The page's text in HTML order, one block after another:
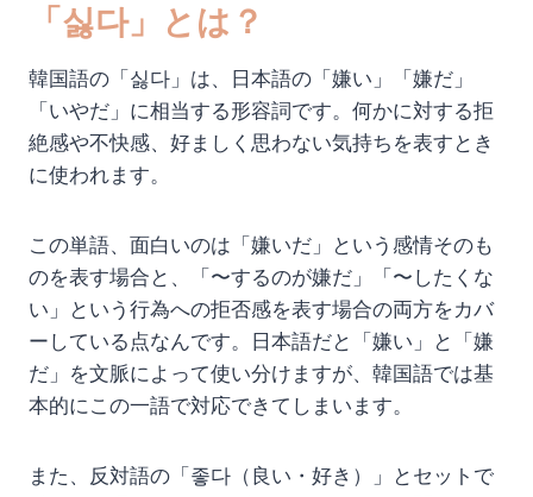
「싫다」とは？
韓国語の「싫다」は、日本語の「嫌い」「嫌だ」
「いやだ」に相当する形容詞です。何かに対する拒
絶感や不快感、好ましく思わない気持ちを表すとき
に使われます。
この単語、面白いのは「嫌いだ」という感情そのも
のを表す場合と、「〜するのが嫌だ」「〜したくな
い」という行為への拒否感を表す場合の両方をカバ
ーしている点なんです。日本語だと「嫌い」と「嫌
だ」を文脈によって使い分けますが、韓国語では基
本的にこの一語で対応できてしまいます。
また、反対語の「좋다（良い・好き）」とセットで